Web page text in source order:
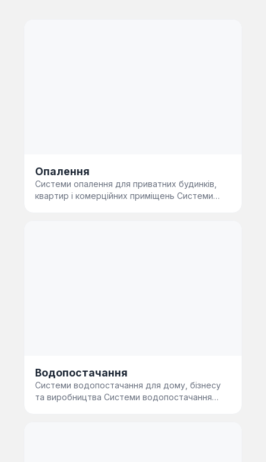
Опалення
Системи опалення для приватних будинків,
квартир і комерційних приміщень Системи
Водопостачання
Системи водопостачання для дому, бізнесу
та виробництва Системи водопостачання